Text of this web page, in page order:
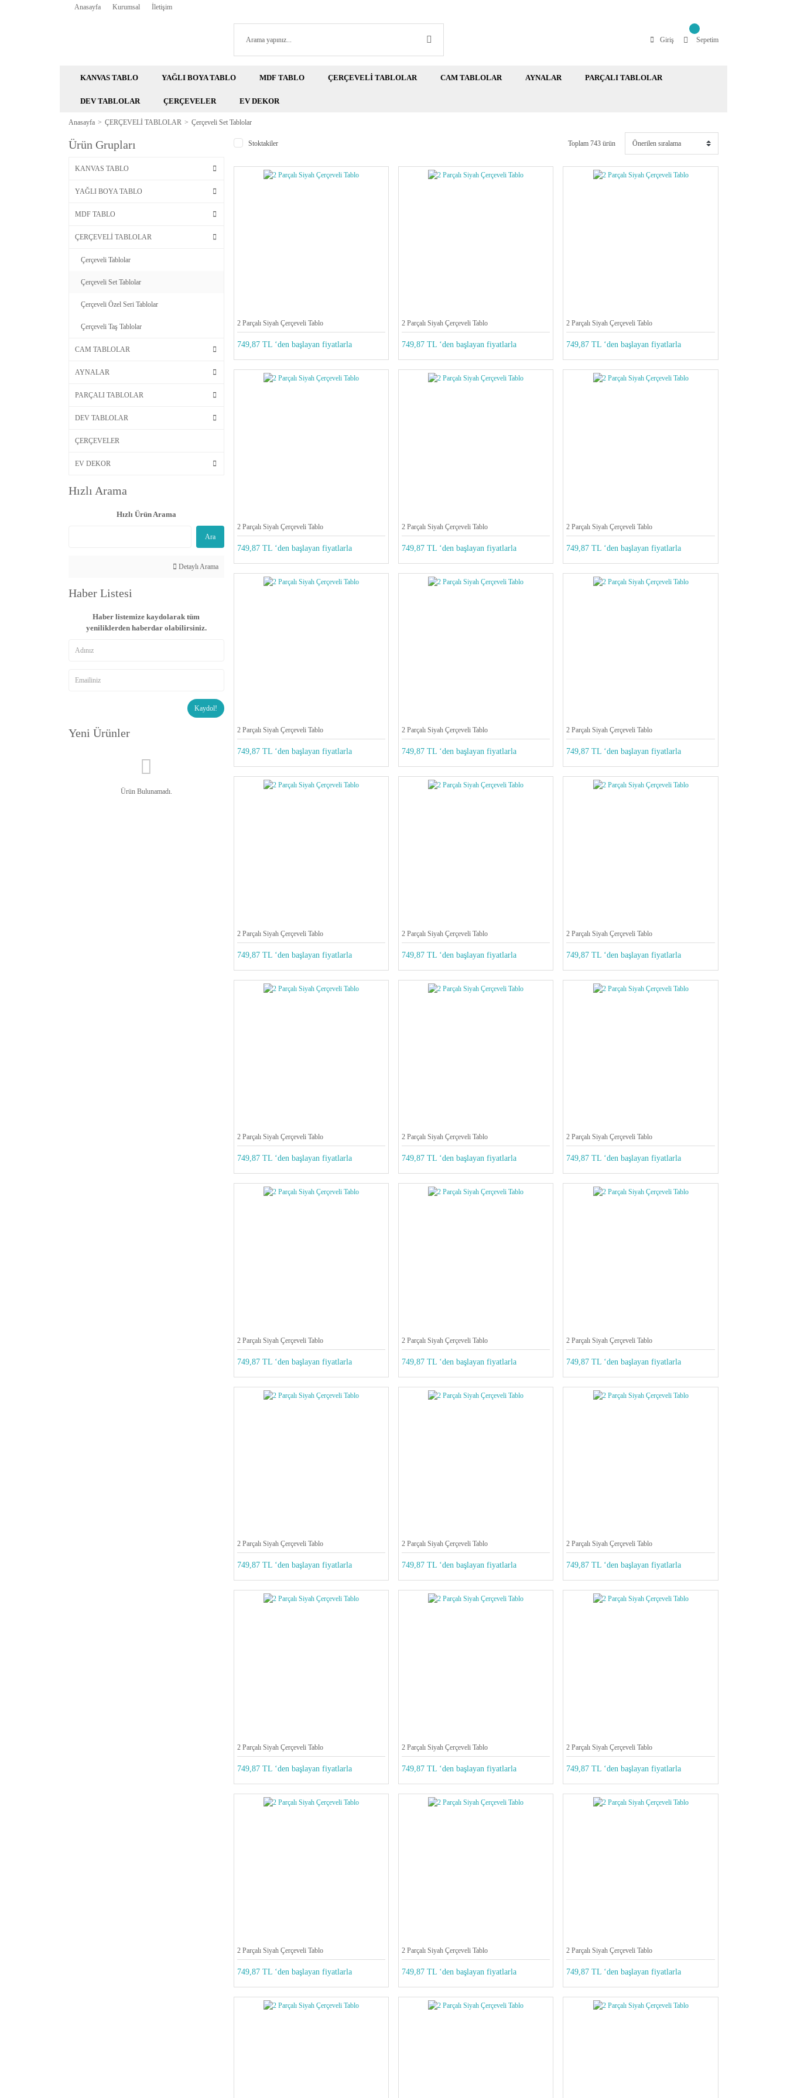
Anasayfa Kurumsal İletişim
Giriş Sepetim
KANVAS TABLO YAĞLI BOYA TABLO MDF TABLO ÇERÇEVELİ TABLOLAR CAM TABLOLAR AYNALAR PARÇALI TABLOLAR
DEV TABLOLAR ÇERÇEVELER EV DEKOR
Anasayfa ÇERÇEVELİ TABLOLAR Çerçeveli Set Tablolar
Ürün Grupları
KANVAS TABLO
YAĞLI BOYA TABLO
MDF TABLO
ÇERÇEVELİ TABLOLAR
Çerçeveli Tablolar
Çerçeveli Set Tablolar
Çerçeveli Özel Seri Tablolar
Çerçeveli Taş Tablolar
CAM TABLOLAR
AYNALAR
PARÇALI TABLOLAR
DEV TABLOLAR
ÇERÇEVELER
EV DEKOR
Hızlı Arama
Hızlı Ürün Arama
Ara
Detaylı Arama
Haber Listesi
Haber listemize kaydolarak tüm
yeniliklerden haberdar olabilirsiniz.
Kaydol!
Yeni Ürünler
Ürün Bulunamadı.
Stoktakiler Toplam 743 ürün
2 Parçalı Siyah Çerçeveli Tablo
749,87 TL ‘den başlayan fiyatlarla
2 Parçalı Siyah Çerçeveli Tablo
749,87 TL ‘den başlayan fiyatlarla
2 Parçalı Siyah Çerçeveli Tablo
749,87 TL ‘den başlayan fiyatlarla
2 Parçalı Siyah Çerçeveli Tablo
749,87 TL ‘den başlayan fiyatlarla
2 Parçalı Siyah Çerçeveli Tablo
749,87 TL ‘den başlayan fiyatlarla
2 Parçalı Siyah Çerçeveli Tablo
749,87 TL ‘den başlayan fiyatlarla
2 Parçalı Siyah Çerçeveli Tablo
749,87 TL ‘den başlayan fiyatlarla
2 Parçalı Siyah Çerçeveli Tablo
749,87 TL ‘den başlayan fiyatlarla
2 Parçalı Siyah Çerçeveli Tablo
749,87 TL ‘den başlayan fiyatlarla
2 Parçalı Siyah Çerçeveli Tablo
749,87 TL ‘den başlayan fiyatlarla
2 Parçalı Siyah Çerçeveli Tablo
749,87 TL ‘den başlayan fiyatlarla
2 Parçalı Siyah Çerçeveli Tablo
749,87 TL ‘den başlayan fiyatlarla
2 Parçalı Siyah Çerçeveli Tablo
749,87 TL ‘den başlayan fiyatlarla
2 Parçalı Siyah Çerçeveli Tablo
749,87 TL ‘den başlayan fiyatlarla
2 Parçalı Siyah Çerçeveli Tablo
749,87 TL ‘den başlayan fiyatlarla
2 Parçalı Siyah Çerçeveli Tablo
749,87 TL ‘den başlayan fiyatlarla
2 Parçalı Siyah Çerçeveli Tablo
749,87 TL ‘den başlayan fiyatlarla
2 Parçalı Siyah Çerçeveli Tablo
749,87 TL ‘den başlayan fiyatlarla
2 Parçalı Siyah Çerçeveli Tablo
749,87 TL ‘den başlayan fiyatlarla
2 Parçalı Siyah Çerçeveli Tablo
749,87 TL ‘den başlayan fiyatlarla
2 Parçalı Siyah Çerçeveli Tablo
749,87 TL ‘den başlayan fiyatlarla
2 Parçalı Siyah Çerçeveli Tablo
749,87 TL ‘den başlayan fiyatlarla
2 Parçalı Siyah Çerçeveli Tablo
749,87 TL ‘den başlayan fiyatlarla
2 Parçalı Siyah Çerçeveli Tablo
749,87 TL ‘den başlayan fiyatlarla
2 Parçalı Siyah Çerçeveli Tablo
749,87 TL ‘den başlayan fiyatlarla
2 Parçalı Siyah Çerçeveli Tablo
749,87 TL ‘den başlayan fiyatlarla
2 Parçalı Siyah Çerçeveli Tablo
749,87 TL ‘den başlayan fiyatlarla